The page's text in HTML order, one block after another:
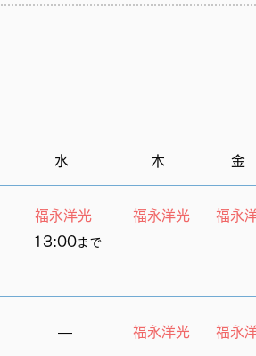
水 木 金
福永洋光 福永洋光
福永
13:00ま で
​― 福永洋光 福永